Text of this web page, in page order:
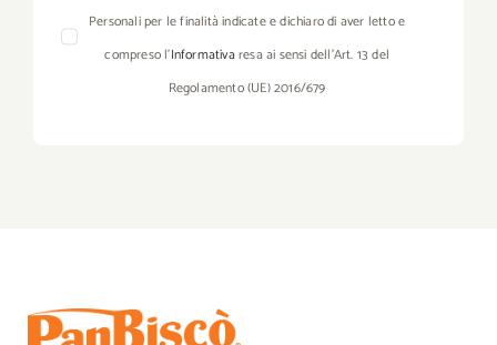
Personali per le finalità indicate e dichiaro di aver letto e
compreso l’Informativaresa ai sensi dell’Art. 13 del
Regolamento (UE) 2016/679